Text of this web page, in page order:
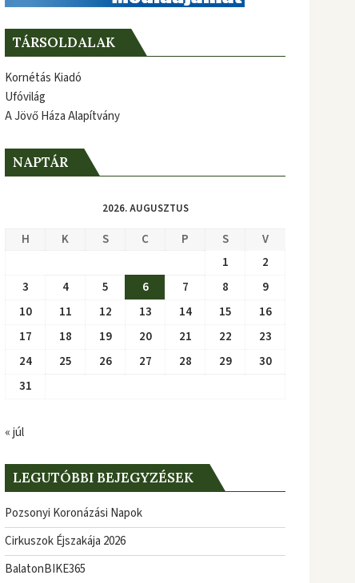
TÁRSOLDALAK
Kornétás Kiadó
Ufóvilág
A Jövő Háza Alapítvány
NAPTÁR
2026. AUGUSZTUS
H K S C P S
V
1
2
3
4 5 6 7 8
9
10
11 12 13 14 15
16
17
18 19 20 21 22
23
24
25 26 27 28 29
30
31
« júl
LEGUTÓBBI BEJEGYZÉSEK
Pozsonyi Koronázási Napok
Cirkuszok Éjszakája 2026
BalatonBIKE365